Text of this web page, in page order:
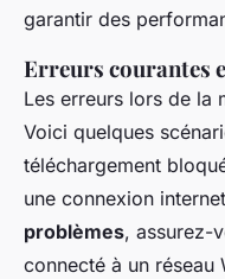
garantir des
Erreurs courantes
Les erreurs lors de la
Voici quelques
téléchargement
une connexion
problèmes, assurez-
connecté à un réseau